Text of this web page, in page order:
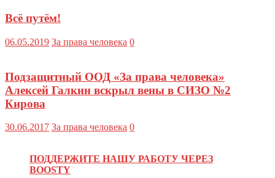
Всё путём!
06.05.2019 За права человека 0
Подзащитный ООД «За права человека»
Алексей Галкин вскрыл вены в СИЗО №2
Кирова
30.06.2017 За права человека 0
ПОДДЕРЖИТЕ НАШУ РАБОТУ ЧЕРЕЗ
BOOSTY